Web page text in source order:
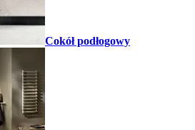
Cokół podłogowy